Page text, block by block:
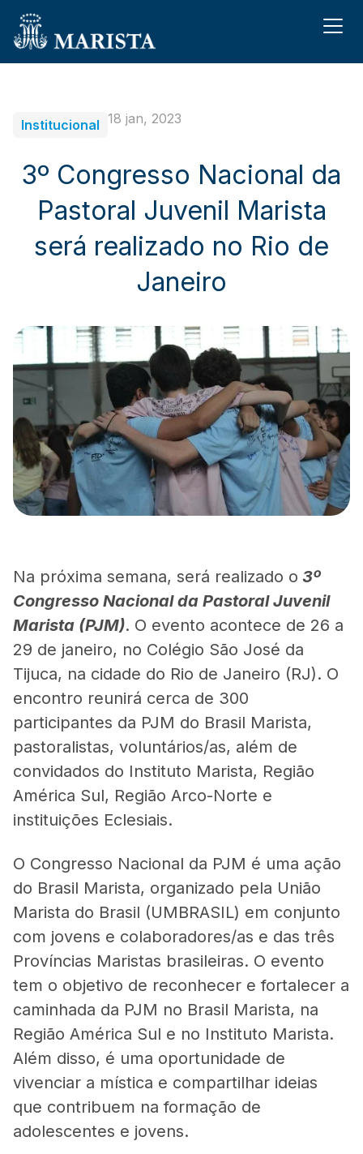
Institucional 18 jan, 2023
3º Congresso Nacional da
Pastoral Juvenil Marista
será realizado no Rio de
Janeiro
Na próxima semana, será realizado o 3º
Congresso Nacional da Pastoral Juvenil
Marista (PJM). O evento acontece de 26 a
29 de janeiro, no Colégio São José da
Tijuca, na cidade do Rio de Janeiro (RJ). O
encontro reunirá cerca de 300
participantes da PJM do Brasil Marista,
pastoralistas, voluntários/as, além de
convidados do Instituto Marista, Região
América Sul, Região Arco-Norte e
instituições Eclesiais.
O Congresso Nacional da PJM é uma ação
do Brasil Marista, organizado pela União
Marista do Brasil (UMBRASIL) em conjunto
com jovens e colaboradores/as e das três
Províncias Maristas brasileiras. O evento
tem o objetivo de reconhecer e fortalecer a
caminhada da PJM no Brasil Marista, na
Região América Sul e no Instituto Marista.
Além disso, é uma oportunidade de
vivenciar a mística e compartilhar ideias
que contribuem na formação de
adolescentes e jovens.